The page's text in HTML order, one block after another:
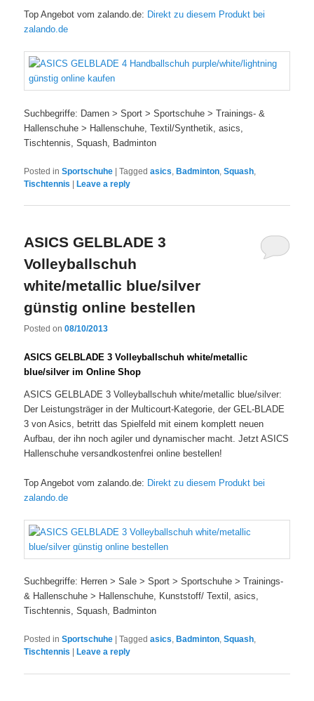
Top Angebot vom zalando.de: Direkt zu diesem Produkt bei
zalando.de
Suchbegriffe: Damen > Sport > Sportschuhe > Trainings- &
Hallenschuhe > Hallenschuhe, Textil/Synthetik, asics,
Tischtennis, Squash, Badminton
Posted in Sportschuhe |Tagged asics ,Badminton ,Squash
Tischtennis |Leave a reply
ASICS GELBLADE 3
Volleyballschuh
white/metallic blue/silver
günstig online bestellen
Posted on08/10/2013
ASICS GELBLADE 3 Volleyballschuh white/metallic
blue/silver im Online Shop
ASICS GELBLADE 3 Volleyballschuh white/metallic blue/silver:
Der Leistungsträger in der Multicourt-Kategorie, der GEL-BLADE
3 von Asics, betritt das Spielfeld mit einem komplett neuen
Aufbau, der ihn noch agiler und dynamischer macht. Jetzt ASICS
Hallenschuhe versandkostenfrei online bestellen!
Top Angebot vom zalando.de: Direkt zu diesem Produkt bei
zalando.de
Suchbegriffe: Herren > Sale > Sport > Sportschuhe > Trainings-
& Hallenschuhe > Hallenschuhe, Kunststoff/ Textil, asics,
Tischtennis, Squash, Badminton
Posted in Sportschuhe |Tagged asics, Badminton,Squash,
Tischtennis
Leave a reply